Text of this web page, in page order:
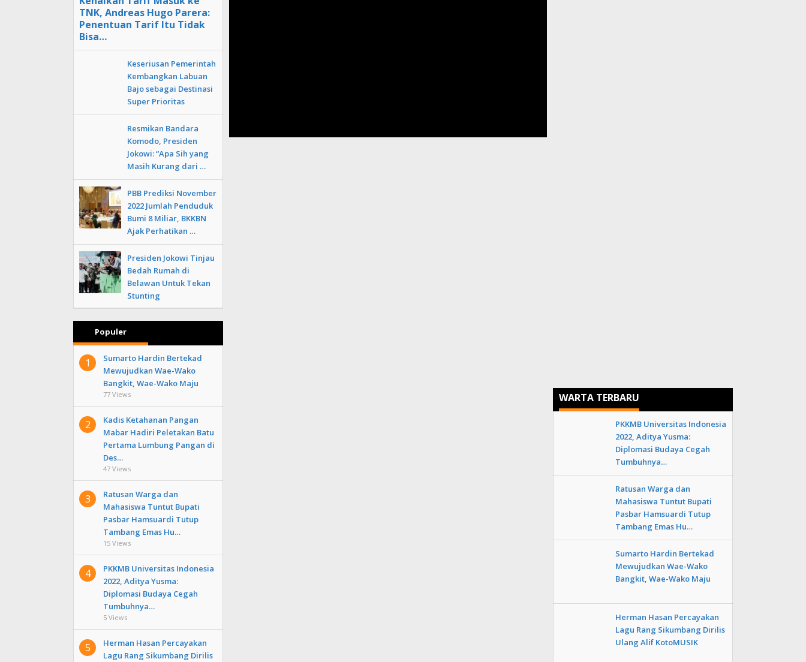
TNK, Andreas Hugo Parera:
Penentuan Tarif Itu Tidak
Bisa…
Keseriusan Pemerintah
Kembangkan Labuan
Bajo sebagai Destinasi
Super Prioritas
Resmikan Bandara
Komodo, Presiden
Jokowi: “Apa Sih yang
Masih Kurang dari …
PBB Prediksi November
2022 Jumlah Penduduk
Bumi 8 Miliar, BKKBN
Ajak Perhatikan …
Presiden Jokowi Tinjau
Bedah Rumah di
Belawan Untuk Tekan
Stunting
Populer
1
Sumarto Hardin Bertekad
Mewujudkan Wae-Wako
Bangkit, Wae-Wako Maju
77 Views
2
Kadis Ketahanan Pangan
Mabar Hadiri Peletakan Batu
Pertama Lumbung Pangan di
Des…
47 Views
3
Ratusan Warga dan
Mahasiswa Tuntut Bupati
Pasbar Hamsuardi Tutup
Tambang Emas Hu…
15 Views
4
PKKMB Universitas Indonesia
2022, Aditya Yusma:
Diplomasi Budaya Cegah
Tumbuhnya…
5 Views
5
Herman Hasan Percayakan
Lagu Rang Sikumbang Dirilis
WARTA TERBARU
PKKMB Universitas Indonesia
2022, Aditya Yusma:
Diplomasi Budaya Cegah
Tumbuhnya…
Ratusan Warga dan
Mahasiswa Tuntut Bupati
Pasbar Hamsuardi Tutup
Tambang Emas Hu…
Sumarto Hardin Bertekad
Mewujudkan Wae-Wako
Bangkit, Wae-Wako Maju
Herman Hasan Percayakan
Lagu Rang Sikumbang Dirilis
Ulang Alif KotoMUSIK